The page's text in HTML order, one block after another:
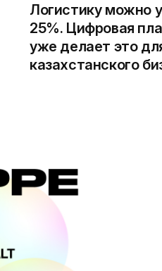
Логистику можно
25%. Цифровая
уже делает это
казахстанского